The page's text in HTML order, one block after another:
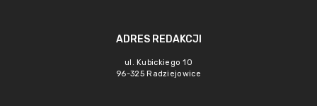
ADRES REDAKCJI
ul. Kubickiego 10
96-325 Radziejowice